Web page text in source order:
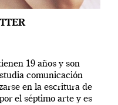
19 años y son
comunicación
en la escritura de
el séptimo arte y es